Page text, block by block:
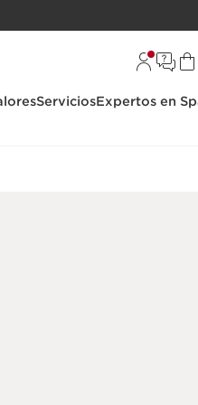
ServiciosExpertos en